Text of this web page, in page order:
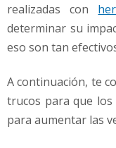
d
e
M
s
realizadas con
determinar su
eso son tan
A continuación, te
trucos para que los
para aumentar las